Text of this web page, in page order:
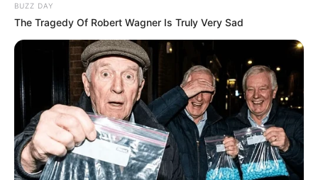
BUZZ DAY
The Tragedy Of Robert Wagner Is Truly Very Sad